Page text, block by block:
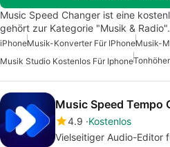
Music Speed Changer ist eine
gehört zur Kategorie "Musik & Radio".
iPhoneMusik-Konverter Für IPhoneMusik-
Musik Studio Kostenlos Für Iphone
Music Speed Tempo
4.9 Kostenlos
Vielseitiger Audio-Editor